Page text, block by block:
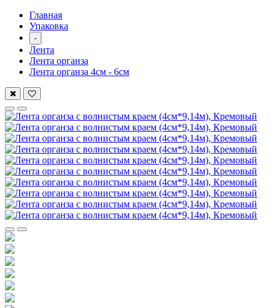
Главная
Упаковка
-
Лента
Лента органза
Лента органза 4см - 6см